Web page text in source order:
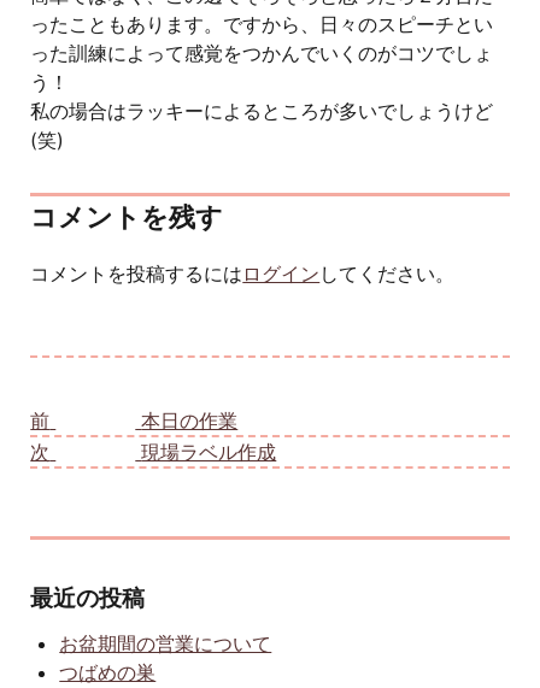
ったこともあります。ですから、日々のスピーチとい
った訓練によって感覚をつかんでいくのがコツでしょ
う！
私の場合はラッキーによるところが多いでしょうけど
(笑)
コメントを残す
コメントを投稿するには ログイン してください。
前
本日の作業
次
現場ラベル作成
最近の投稿
お盆期間の営業について
つばめの巣